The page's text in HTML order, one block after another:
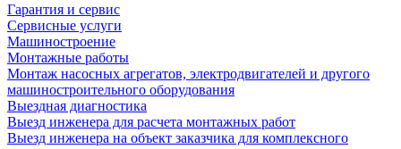
Гарантия и сервис
Сервисные услуги
Машиностроение
Монтажные работы
Монтаж насосных агрегатов, электродвигателей и другого
машиностроительного оборудования
Выездная диагностика
Выезд инженера для расчета монтажных работ
Выезд инженера на объект заказчика для комплексного